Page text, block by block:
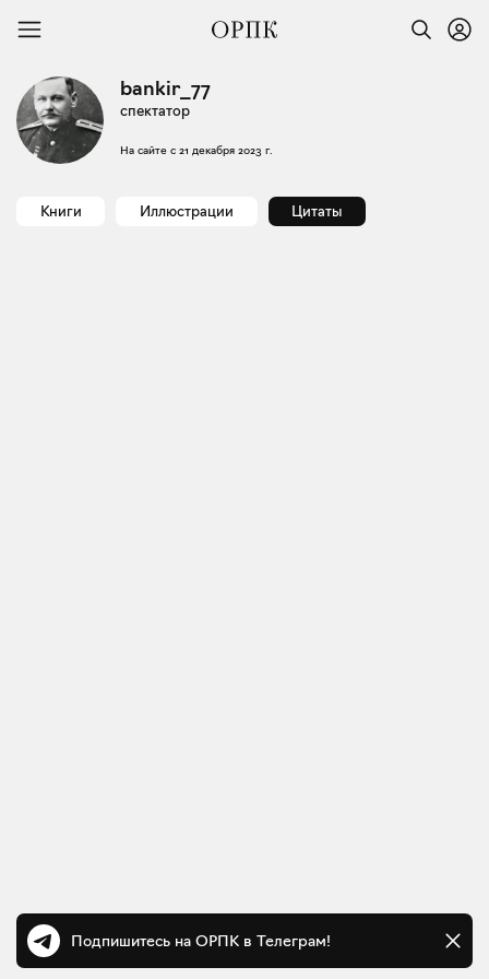
bankir_77
спектатор
На сайте с 21 декабря 2023 г.
Книги Иллюстрации Цитаты
Подпишитесь на ОРПК в Телеграм!